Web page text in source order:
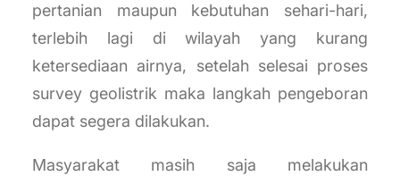
pertanian maupun kebutuhan sehari-hari,
terlebih lagi di wilayah yang kurang
ketersediaan airnya, setelah selesai proses
survey geolistrik maka langkah pengeboran
dapat segera dilakukan.
Masyarakat masih saja melakukan